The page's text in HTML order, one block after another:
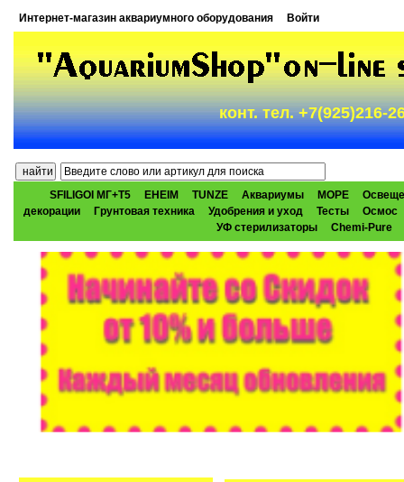
Интернет-магазин аквариумного оборудования Войти
конт. тел. +7(925)216-
SFILIGOI МГ+Т5 EHEIM TUNZE Аквариумы МОРЕ
декорации
Грунтовая техника Удобрения и уход Тесты
Осмос
УФ стерилизаторы
Chemi-Pure